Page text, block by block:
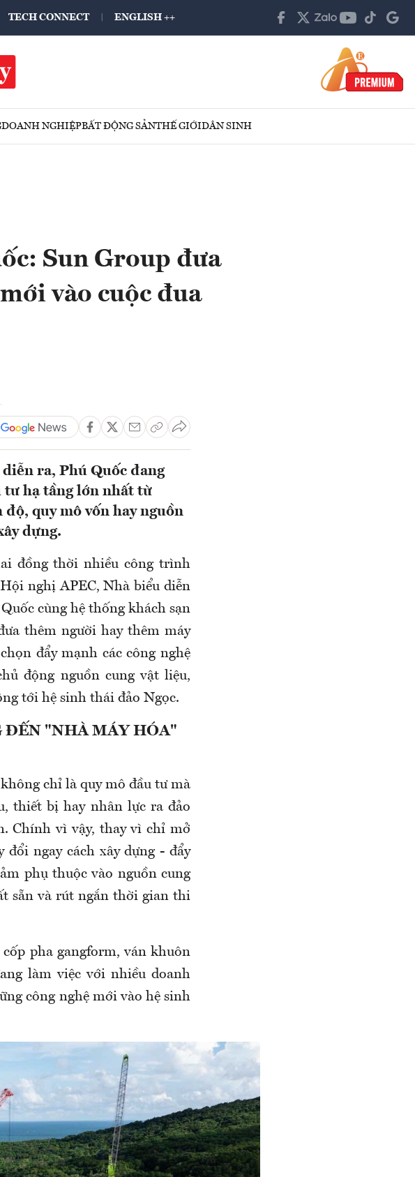
TECH CONNECT ENGLISH ++
DOANH NGHIỆPBẤT ĐỘNG SẢNTHẾ GIỚIDÂN SINH
Sun Group đưa
vào cuộc đua
ra, Phú Quốc đang
hạ tầng lớn nhất từ
quy mô vốn hay nguồn
dựng.
đồng thời nhiều công trình
nghị APEC, Nhà biểu diễn
cùng hệ thống khách sạn
thêm người hay thêm máy
đẩy mạnh các công nghệ
động nguồn cung vật liệu,
tới hệ sinh thái đảo Ngọc.
ĐẾN "NHÀ MÁY HÓA"
chỉ là quy mô đầu tư mà
thiết bị hay nhân lực ra đảo
Chính vì vậy, thay vì chỉ mở
ngay cách xây dựng - đẩy
phụ thuộc vào nguồn cung
sẵn và rút ngắn thời gian thi
pha gangform, ván khuôn
làm việc với nhiều doanh
công nghệ mới vào hệ sinh